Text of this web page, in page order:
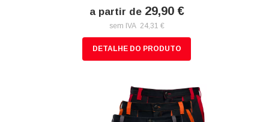
a partir de 29,90 €
sem IVA 24,31 €
DETALHE DO PRODUTO